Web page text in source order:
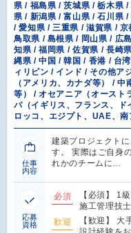
県 / 福島県 / 茨城県 / 栃木県
県 / 新潟県 / 富山県 / 石川県
/ 愛知県 / 三重県 / 滋賀県 /
鳥取県 / 島根県 / 岡山県 / 広
知県 / 福岡県 / 佐賀県 / 長崎
縄県 / 中国 / 韓国 / 香港 / 台
ィリピン / インド / その他ア
（アメリカ、カナダ等） /
等） / オセアニア（オースト
パ（イギリス、フランス、
ロッコ、エジプト、UAE、
仕事
内容
建築プロジェクト
す。 実際はご自身
れかのチームに…
応募
資格
必須
【必須】 1
施工管理技
歓迎
【歓迎】